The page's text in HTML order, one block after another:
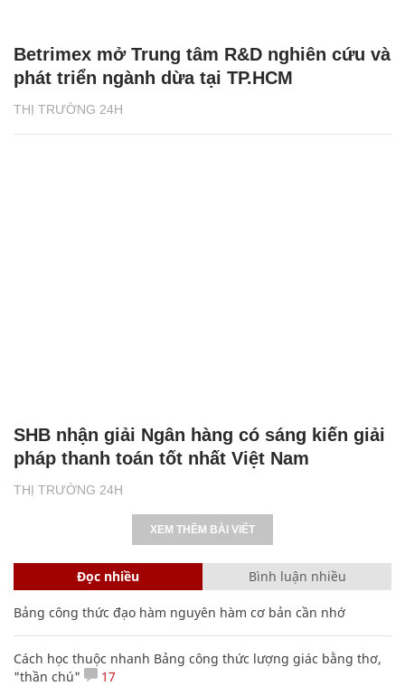
THỊ TRƯỜNG 24H
Betrimex mở Trung tâm R&D nghiên cứu và
phát triển ngành dừa tại TP.HCM
THỊ TRƯỜNG 24H
SHB nhận giải Ngân hàng có sáng kiến giải
pháp thanh toán tốt nhất Việt Nam
XEM THÊM BÀI VIẾT
Đọc nhiều Bình luận nhiều
Bảng công thức đạo hàm nguyên hàm cơ bản cần nhớ
Cách học thuộc nhanh Bảng công thức lượng giác bằng thơ,
"thần chú"
17